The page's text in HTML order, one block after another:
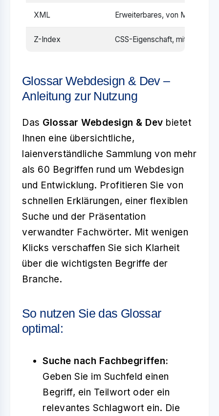
XML Erweiterbares, von
Z-Index CSS-Eigenschaft, mit der die
Glossar Webdesign & Dev –
Anleitung zur Nutzung
Das Glossar Webdesign & Dev bietet
Ihnen eine übersichtliche,
laienverständliche Sammlung von mehr
als 60 Begriffen rund um Webdesign
und Entwicklung. Profitieren Sie von
schnellen Erklärungen, einer flexiblen
Suche und der Präsentation
verwandter Fachwörter. Mit wenigen
Klicks verschaffen Sie sich Klarheit
über die wichtigsten Begriffe der
Branche.
So nutzen Sie das Glossar
optimal:
Suche nach Fachbegriffen:
Geben Sie im Suchfeld einen
Begriff, ein Teilwort oder ein
relevantes Schlagwort ein. Die